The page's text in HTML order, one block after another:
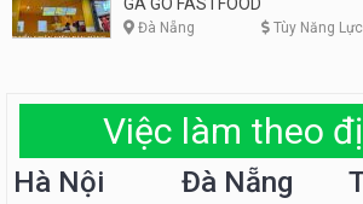
Đà Nẵng Tùy Năng Lực
Việc làm theo
Hà Nội Đà Nẵng